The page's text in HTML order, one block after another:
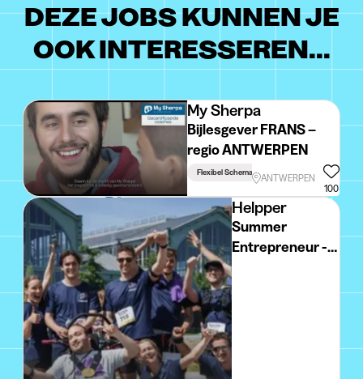
DEZE JOBS KUNNEN JE
OOK INTERESSEREN...
My Sherpa
Bijlesgever FRANS –
regio ANTWERPEN
Flexibel Schema Studiegerelateerd
ANTWERPEN
100
Helpper
Summer
Entrepreneur -
Antwerpen -
15€/uur